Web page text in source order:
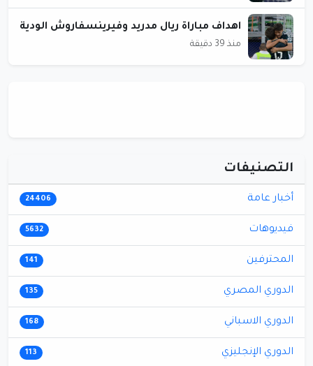
اهداف مباراة ريال مدريد وفيرينسفاروش الودية
منذ 39 دقيقة
التصنيفات
أخبار عامة 24406
فيديوهات 5632
المحترفين 141
الدوري المصري 135
الدوري الاسباني 168
الدوري الإنجليزي 113